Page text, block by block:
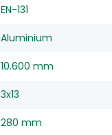
EN-131
Aluminium
10.600 mm
3x13
280 mm